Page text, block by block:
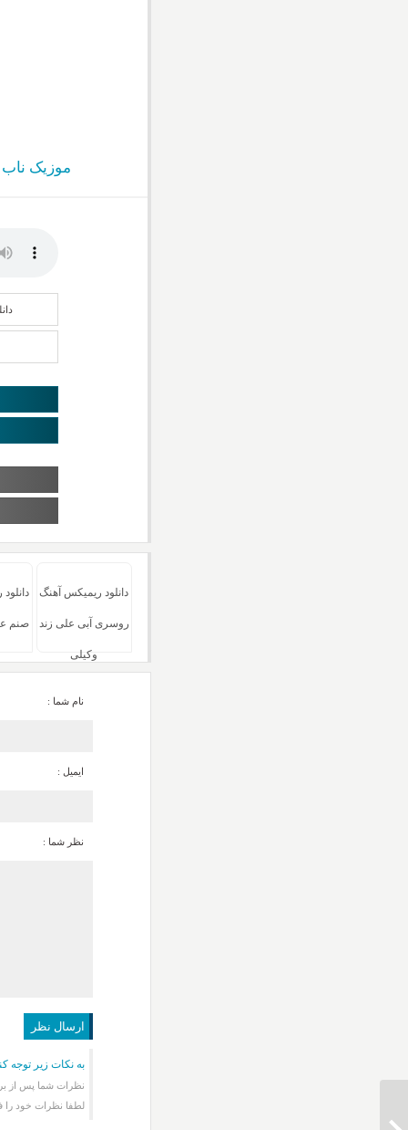
موزیک ناب
دانلود ریمیکس آهنگ
روسری آبی علی زند
وکیلی
صنم
نام شما :
ایمیل :
نظر شما :
به نکات زیر توجه
نظرات شما پس از
لطفا نظرات خود را